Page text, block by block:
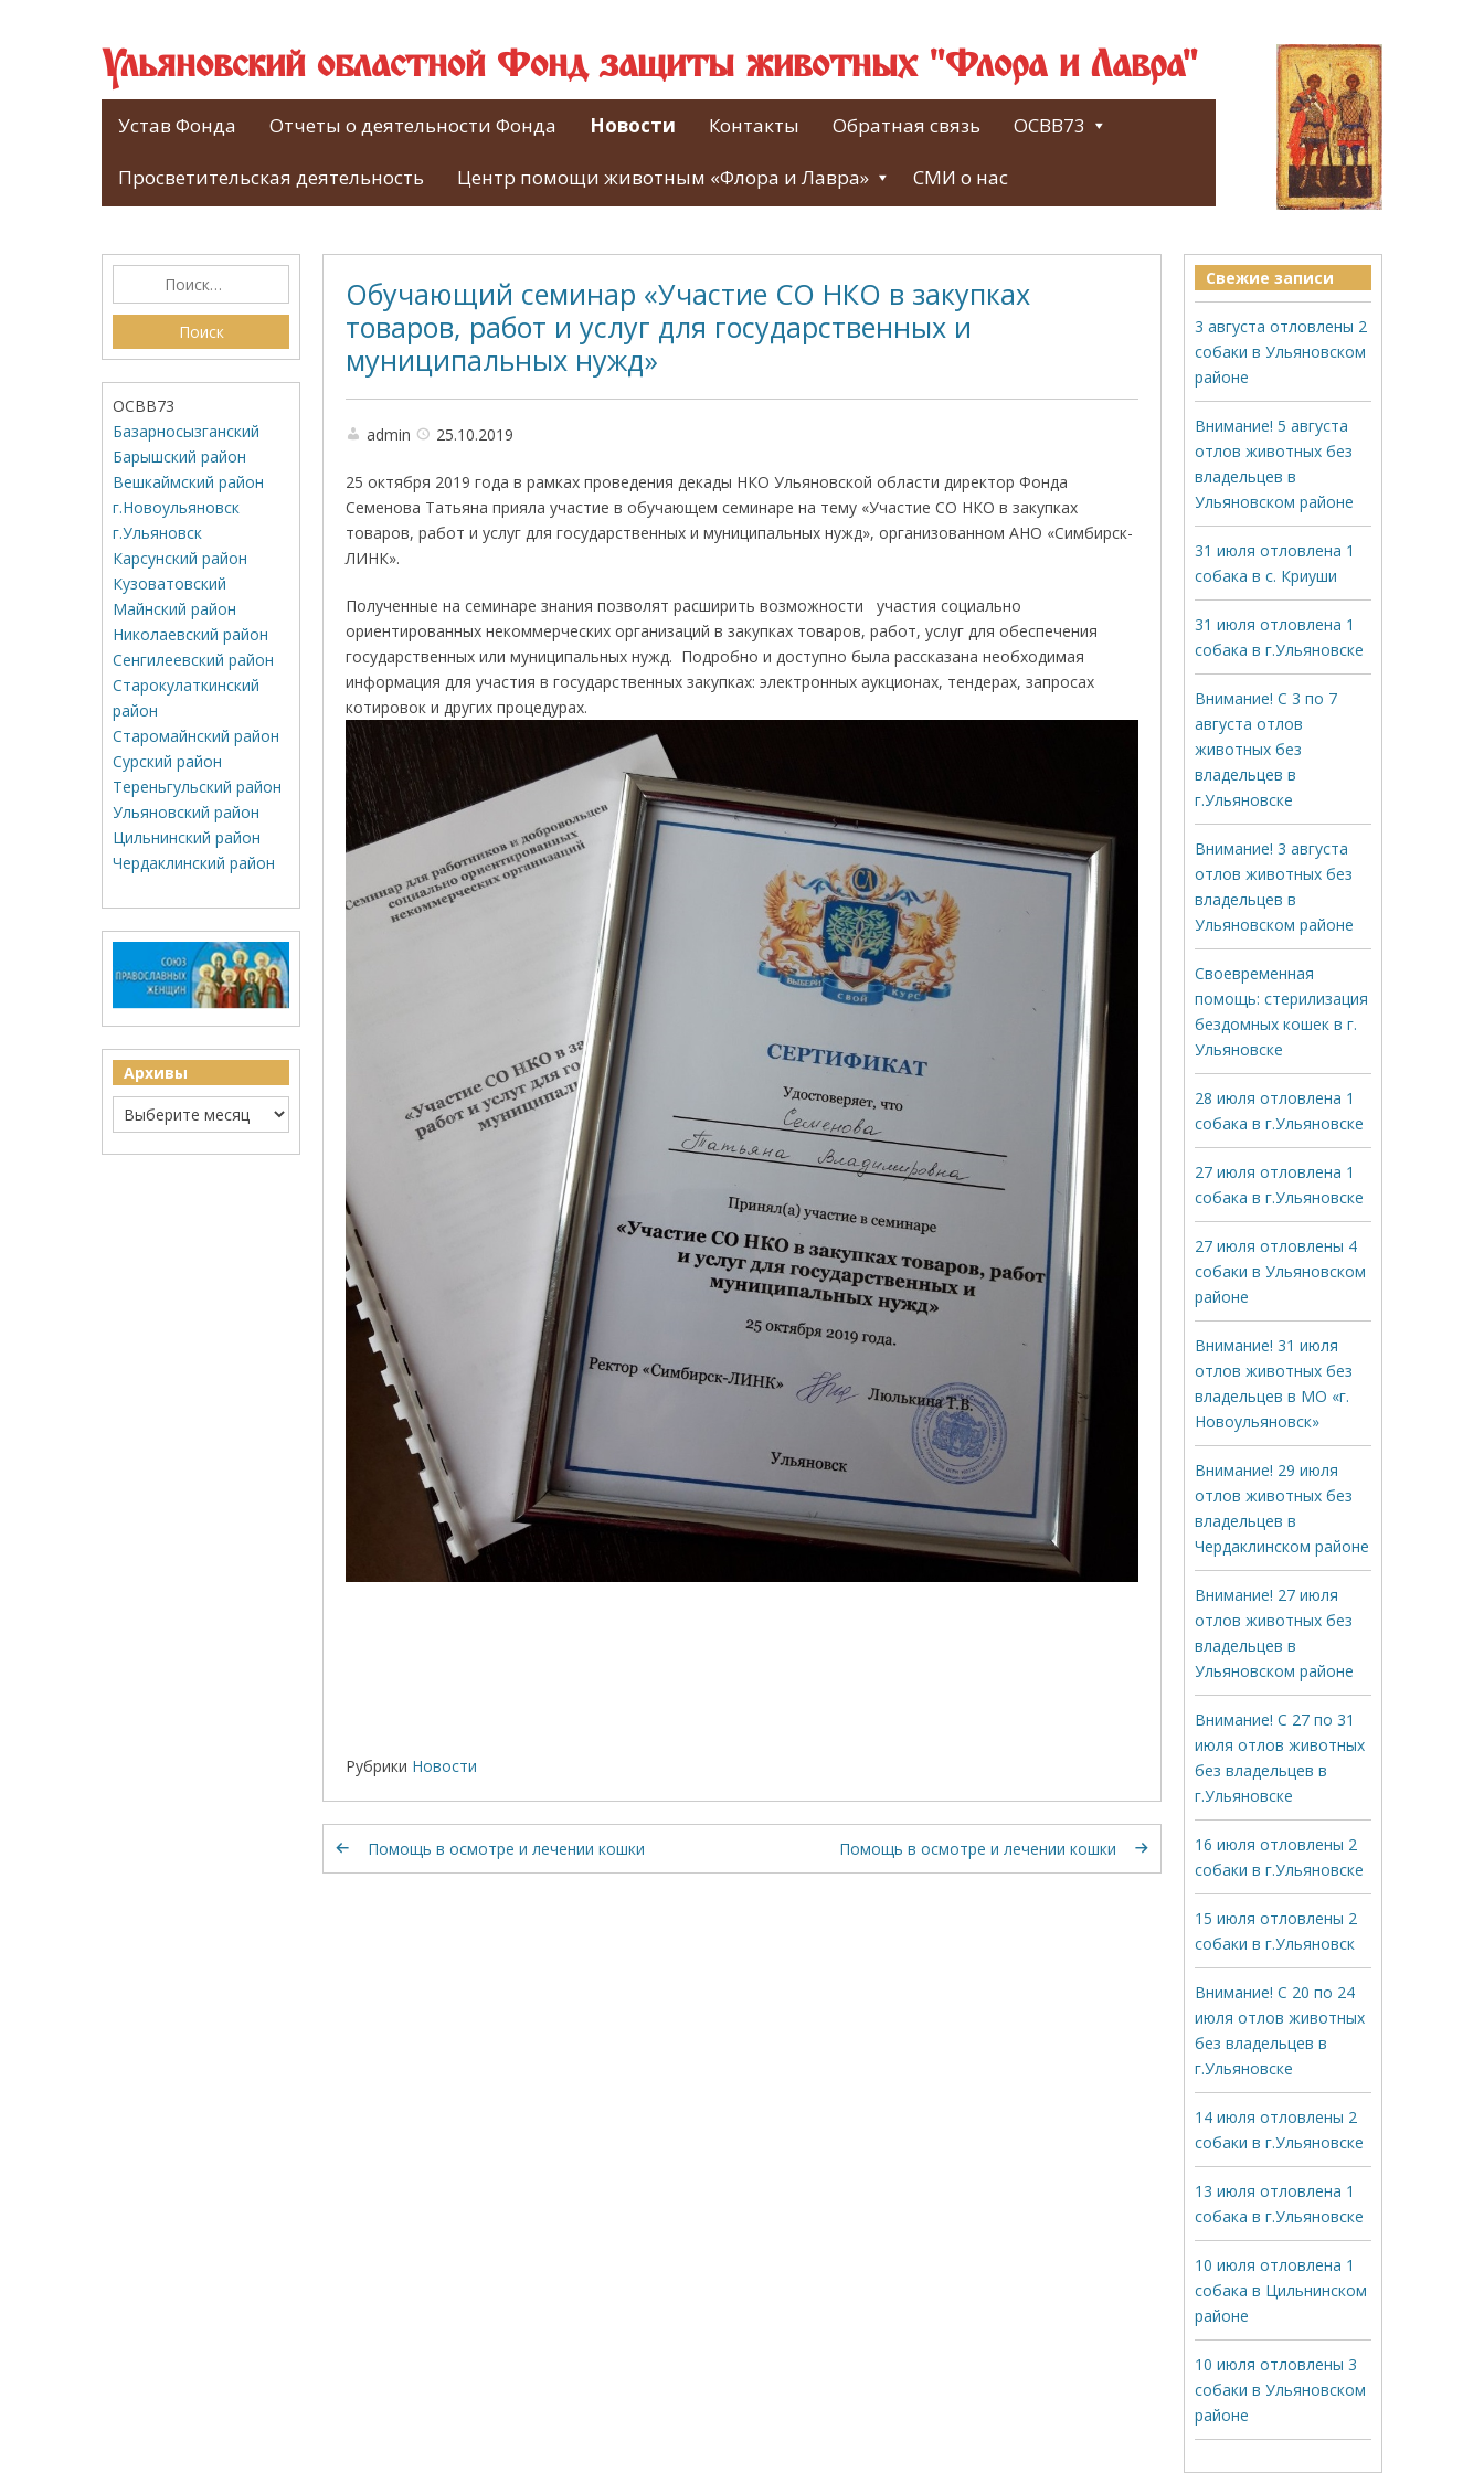
Ульяновский областной Фонд защиты животных "Флора и Лавра"
Устав Фонда Отчеты о деятельности Фонда Новости Контакты Обратная связь ОСВВ73
Просветительская деятельность Центр помощи животным «Флора и Лавра» СМИ о нас
Обучающий семинар «Участие СО НКО в закупках
товаров, работ и услуг для государственных и
муниципальных нужд»
admin 25.10.2019
25 октября 2019 года в рамках проведения декады НКО Ульяновской области директор Фонда
Семенова Татьяна прияла участие в обучающем семинаре на тему «Участие СО НКО в закупках
товаров, работ и услуг для государственных и муниципальных нужд», организованном АНО «Симбирск-
ЛИНК».
Полученные на семинаре знания позволят расширить возможности участия социально
ориентированных некоммерческих организаций в закупках товаров, работ, услуг для обеспечения
государственных или муниципальных нужд. Подробно и доступно была рассказана необходимая
информация для участия в государственных закупках: электронных аукционах, тендерах, запросах
котировок и других процедурах.
Рубрики Новости
Помощь в осмотре и лечении кошки Помощь в осмотре и лечении кошки
ОСВВ73
Базарносызганский
Барышский район
Вешкаймский район
г.Новоульяновск
г.Ульяновск
Карсунский район
Кузоватовский
Майнский район
Николаевский район
Сенгилеевский район
Старокулаткинский
район
Старомайнский район
Сурский район
Тереньгульский район
Ульяновский район
Цильнинский район
Чердаклинский район
Архивы
Свежие записи
3 августа отловлены 2
собаки в Ульяновском
районе
Внимание! 5 августа
отлов животных без
владельцев в
Ульяновском районе
31 июля отловлена 1
собака в с. Криуши
31 июля отловлена 1
собака в г.Ульяновске
Внимание! С 3 по 7
августа отлов
животных без
владельцев в
г.Ульяновске
Внимание! 3 августа
отлов животных без
владельцев в
Ульяновском районе
Своевременная
помощь: стерилизация
бездомных кошек в г.
Ульяновске
28 июля отловлена 1
собака в г.Ульяновске
27 июля отловлена 1
собака в г.Ульяновске
27 июля отловлены 4
собаки в Ульяновском
районе
Внимание! 31 июля
отлов животных без
владельцев в МО «г.
Новоульяновск»
Внимание! 29 июля
отлов животных без
владельцев в
Чердаклинском районе
Внимание! 27 июля
отлов животных без
владельцев в
Ульяновском районе
Внимание! С 27 по 31
июля отлов животных
без владельцев в
г.Ульяновске
16 июля отловлены 2
собаки в г.Ульяновске
15 июля отловлены 2
собаки в г.Ульяновск
Внимание! С 20 по 24
июля отлов животных
без владельцев в
г.Ульяновске
14 июля отловлены 2
собаки в г.Ульяновске
13 июля отловлена 1
собака в г.Ульяновске
10 июля отловлена 1
собака в Цильнинском
районе
10 июля отловлены 3
собаки в Ульяновском
районе